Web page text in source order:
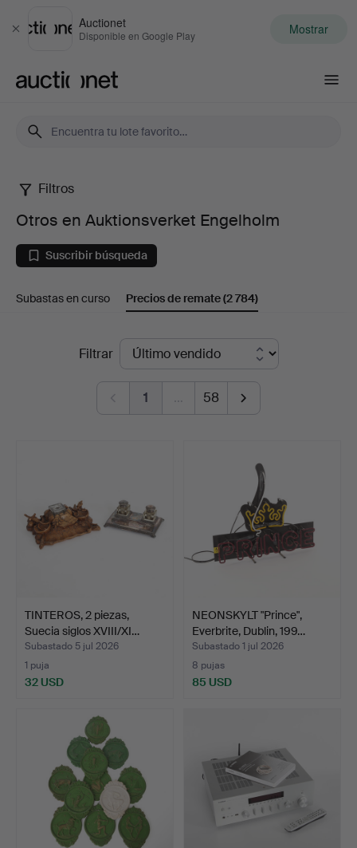
Cerrar
Auctionet
Disponible en Google Play Mostrar
Otros
en
Auktionsverket
Engelholm
Filtros
Otros en Auktionsverket Engelholm
Suscribir búsqueda
Subastas en curso Precios de remate(2 784)
Filtrar
1 … 58
TINTEROS, 2 piezas,
Suecia siglos XVIII/XI…
Subastado 5 jul 2026
1 puja
32 USD
NEONSKYLT "Prince",
Everbrite, Dublin, 199…
Subastado 1 jul 2026
8 pujas
85 USD